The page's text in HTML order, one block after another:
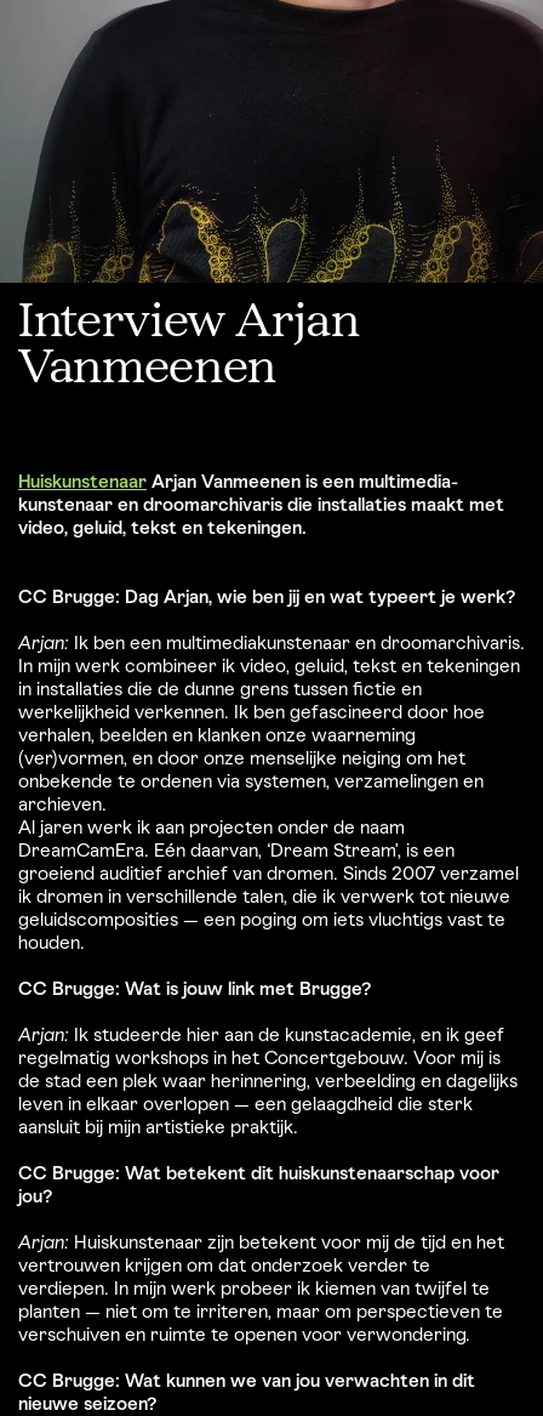
Interview Arjan
Vanmeenen
Huiskunstenaar Arjan Vanmeenen is een multimedia-
kunstenaar en droomarchivaris die installaties maakt met
video, geluid, tekst en tekeningen.
CC Brugge: Dag Arjan, wie ben jij en wat typeert je werk?
Arjan: Ik ben een multimediakunstenaar en droomarchivaris.
In mijn werk combineer ik video, geluid, tekst en tekeningen
in installaties die de dunne grens tussen fictie en
werkelijkheid verkennen. Ik ben gefascineerd door hoe
verhalen, beelden en klanken onze waarneming
(ver)vormen, en door onze menselijke neiging om het
onbekende te ordenen via systemen, verzamelingen en
archieven.
Al jaren werk ik aan projecten onder de naam
DreamCamEra. Eén daarvan, ‘Dream Stream’, is een
groeiend auditief archief van dromen. Sinds 2007 verzamel
ik dromen in verschillende talen, die ik verwerk tot nieuwe
geluidscomposities — een poging om iets vluchtigs vast te
houden.
CC Brugge: Wat is jouw link met Brugge?
Arjan: Ik studeerde hier aan de kunstacademie, en ik geef
regelmatig workshops in het Concertgebouw. Voor mij is
de stad een plek waar herinnering, verbeelding en dagelijks
leven in elkaar overlopen — een gelaagdheid die sterk
aansluit bij mijn artistieke praktijk.
CC Brugge: Wat betekent dit huiskunstenaarschap voor
jou?
Arjan: Huiskunstenaar zijn betekent voor mij de tijd en het
vertrouwen krijgen om dat onderzoek verder te
verdiepen. In mijn werk probeer ik kiemen van twijfel te
planten — niet om te irriteren, maar om perspectieven te
verschuiven en ruimte te openen voor verwondering.
CC Brugge: Wat kunnen we van jou verwachten in dit
nieuwe seizoen?